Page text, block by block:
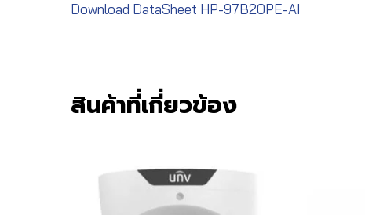
Download DataSheet HP-97B20PE-AI
สินค้าที่เกี่ยวข้อง